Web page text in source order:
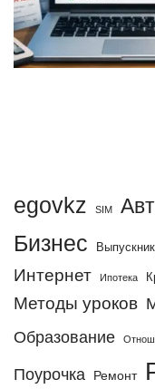
egovkz SIM
Бизнес
Интернет Ипотека
Методы уроков
Образование
Поурочка Ремонт